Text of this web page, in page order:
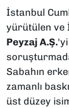
İstanbul
yürütülen ve
Peyzaj A.Ş.'yi
Sabahın
zamanlı
üst düzey